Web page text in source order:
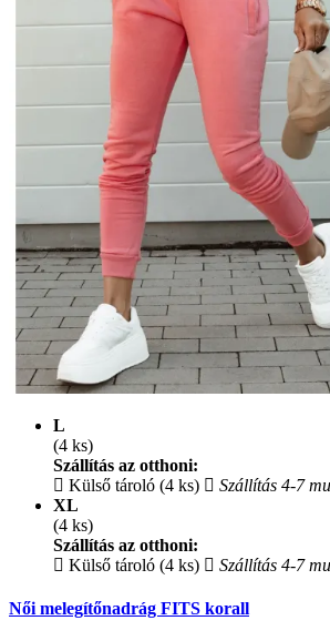
L
(4 ks)
Szállítás az otthoni:
Külső tároló (4 ks)
Szállítás 4-7
XL
(4 ks)
Szállítás az otthoni:
Külső tároló (4 ks)
Szállítás 4-7
Női melegítőnadrág FITS korall